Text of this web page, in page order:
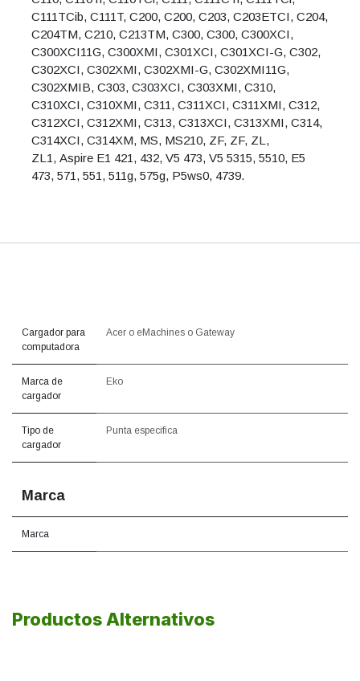
Cargador para
computadora
Acer o eMachines o Gateway
Marca de
cargador
Eko
Tipo de
cargador
Punta especifica
Marca
Marca
Productos Alternativos